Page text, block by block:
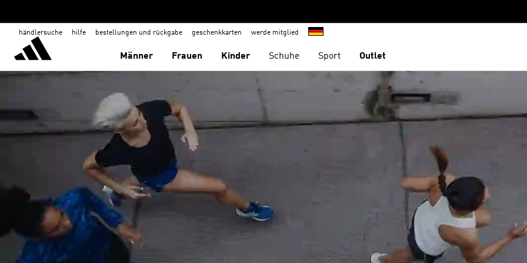
händlersuche hilfe bestellungen und rückgabe geschenkkarten werde mitglied
Männer Frauen Kinder Schuhe Sport Outlet